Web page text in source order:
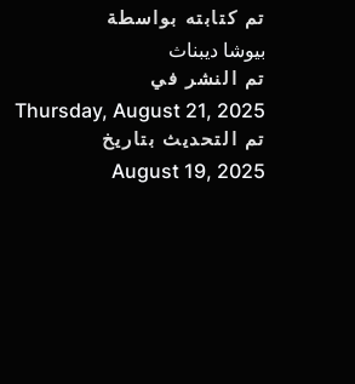
تم كتابته بواسطة
بيوشا ديبناث
تم النشر في
Thursday, August 21, 2025
تم التحديث بتاريخ
August 19, 2025